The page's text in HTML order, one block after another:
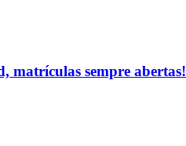
matrículas sempre abertas!